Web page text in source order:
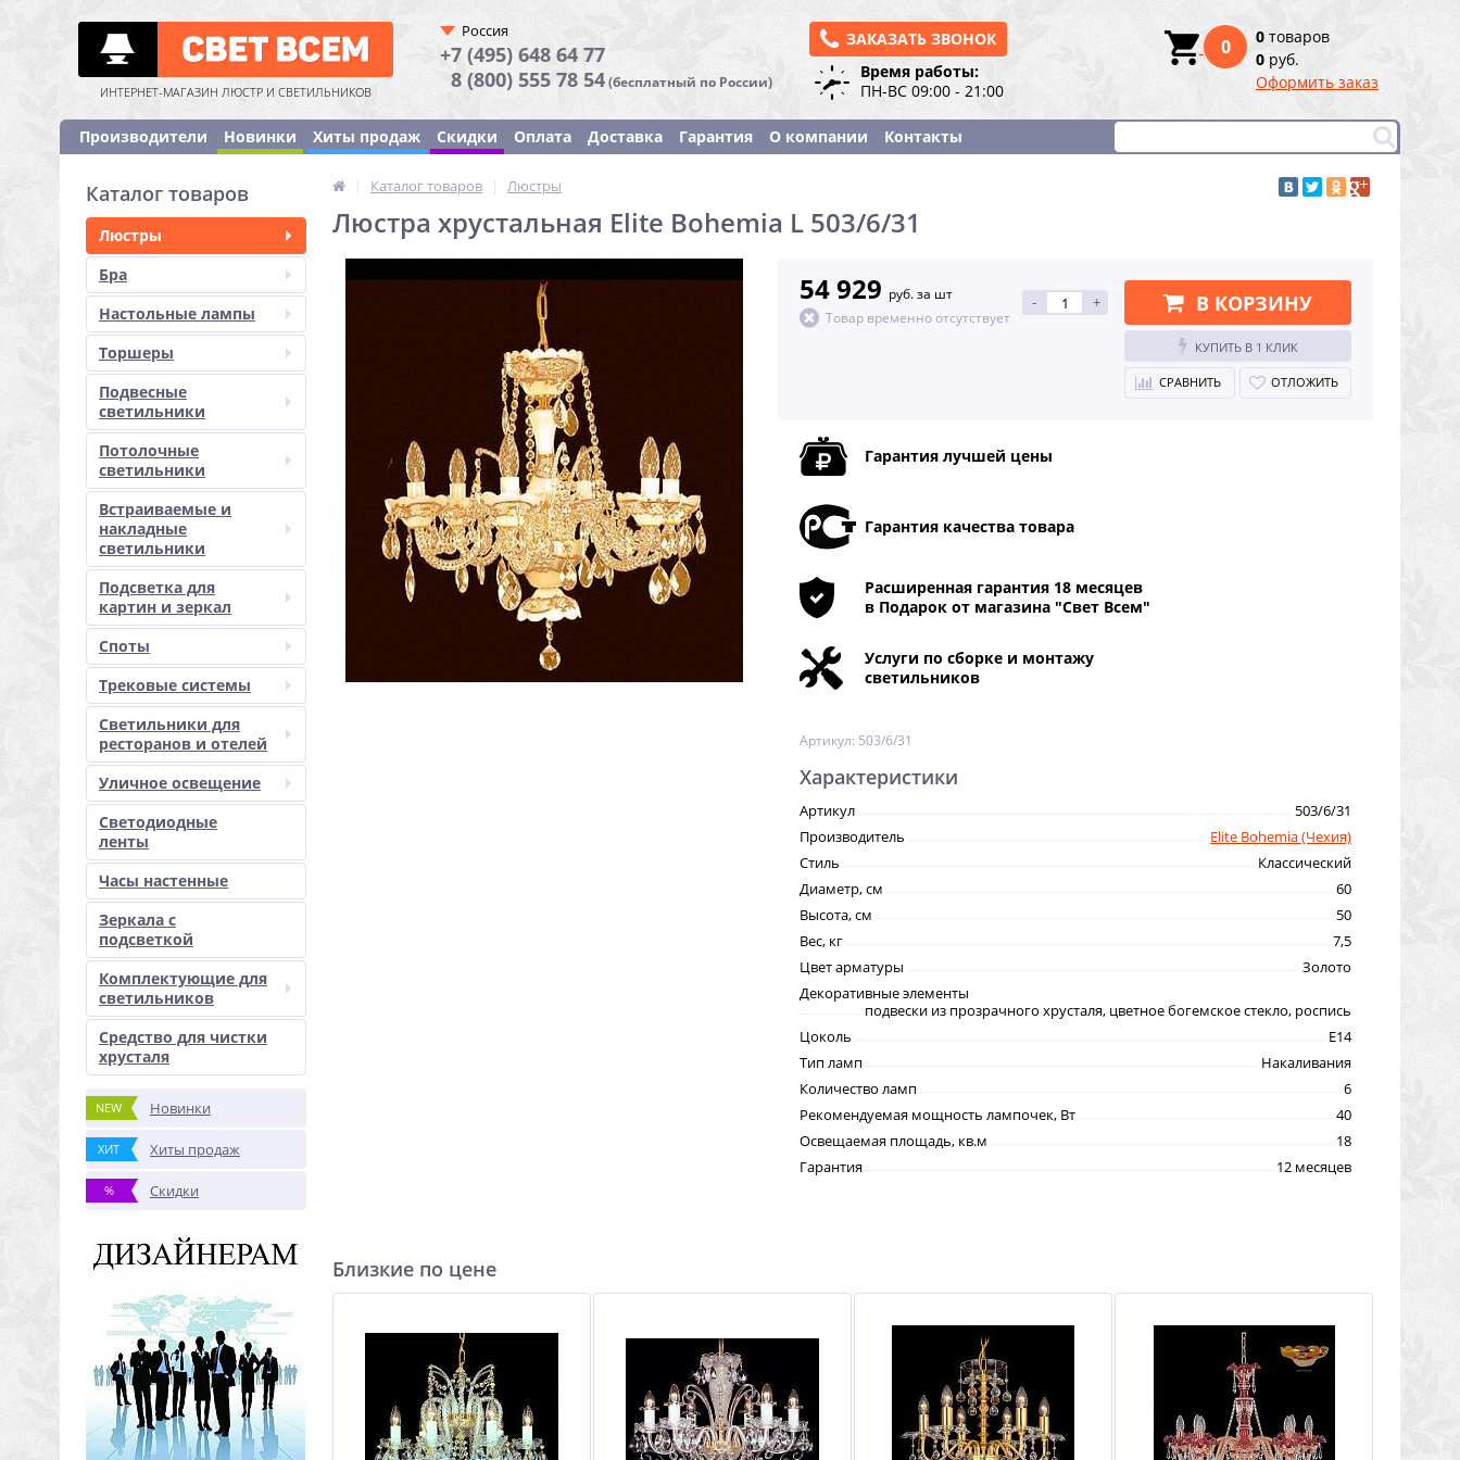
ИНТЕРНЕТ-МАГАЗИН ЛЮСТР И СВЕТИЛЬНИКОВ
Россия
+7 (495) 648 64 77
8 (800) 555 78 54(бесплатный по России)
ЗАКАЗАТЬ ЗВОНОК
Время работы:
ПН-ВС 09:00 - 21:00
0 0 товаров
0 руб.
Оформить заказ
Производители Новинки Хиты продаж Скидки Оплата Доставка Гарантия О компании Контакты
Каталог товаров
Люстры
Бра
Настольные лампы
Торшеры
Подвесные
светильники
Потолочные
светильники
Встраиваемые и
накладные
светильники
Подсветка для
картин и зеркал
Споты
Трековые системы
Светильники для
ресторанов и отелей
Уличное освещение
Светодиодные
ленты
Часы настенные
Зеркала с
подсветкой
Комплектующие для
светильников
Средство для чистки
хрусталя
NEW Новинки
ХИТ Хиты продаж
% Скидки
| Каталог товаров | Люстры
Люстра хрустальная Elite Bohemia L 503/6/31
54 929 руб. за шт
Товар временно отсутствует
- + В КОРЗИНУ
КУПИТЬ В 1 КЛИК
СРАВНИТЬ ОТЛОЖИТЬ
Гарантия лучшей цены
Гарантия качества товара
Расширенная гарантия 18 месяцев
в Подарок от магазина "Свет Всем"
Услуги по сборке и монтажу
светильников
Артикул: 503/6/31
Характеристики
Артикул
503/6/31
Производитель
Elite Bohemia (Чехия)
Стиль
Классический
Диаметр, см
60
Высота, см
50
Вес, кг
7,5
Цвет арматуры
Золото
Декоративные элементы
подвески из прозрачного хрусталя, цветное богемское стекло, роспись
Цоколь
E14
Тип ламп
Накаливания
Количество ламп
6
Рекомендуемая мощность лампочек, Вт
40
Освещаемая площадь, кв.м
18
Гарантия
12 месяцев
Близкие по цене